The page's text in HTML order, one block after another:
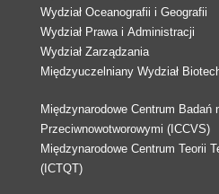
Wydział Oceanografii i Geografii
Wydział Prawa i Administracji
Wydział Zarządzania
Międzyuczelniany Wydział
Międzynarodowe Centrum Badań
Przeciwnowotworowymi (ICCVS)
Międzynarodowe Centrum Teorii
(ICTQT)